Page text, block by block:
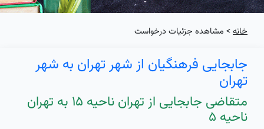
خانه> مشاهده جزئیات درخواست
جابجایی فرهنگیان از شهر تهران به شهر
تهران
متقاضی جابجایی از تهران ناحیه ۱۵ به تهران
ناحیه ۵